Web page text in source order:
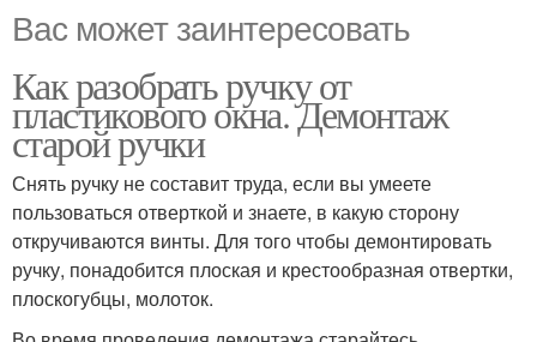
Вас может заинтересовать
Как разобрать ручку от
пластикового окна. Демонтаж
старой ручки
Снять ручку не составит труда, если вы умеете
пользоваться отверткой и знаете, в какую сторону
откручиваются винты. Для того чтобы демонтировать
ручку, понадобится плоская и крестообразная отвертки,
плоскогубцы, молоток.